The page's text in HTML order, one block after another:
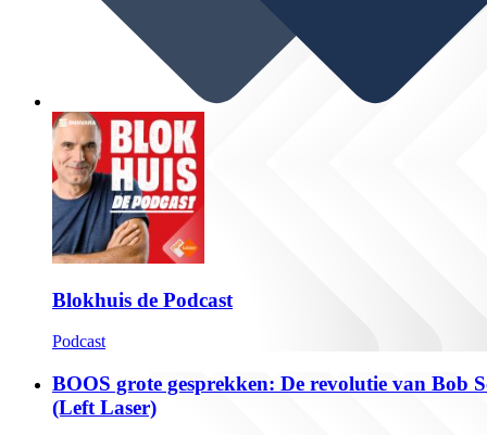
Blokhuis de Podcast
Podcast
BOOS grote gesprekken: De revolutie van Bob
(Left Laser)